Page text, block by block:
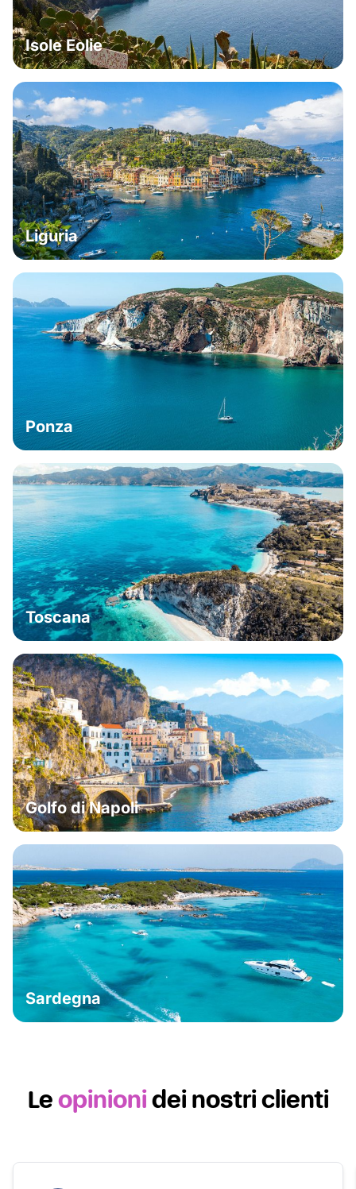
Isole Eolie
Liguria
Ponza
Toscana
Golfo di Napoli
Sardegna
Leopinionidei nostri clienti